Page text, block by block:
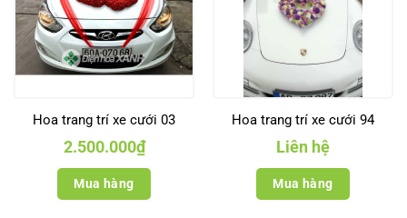
Hoa trang trí xe cưới 03
2.500.000₫
Mua hàng
Hoa trang trí xe cưới 94
Liên hệ
Mua hàng